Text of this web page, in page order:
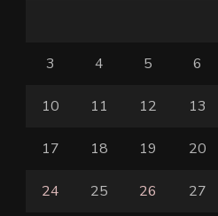
3 4 5 6
10 11 12 13
17 18 19 20
24 25 26 27